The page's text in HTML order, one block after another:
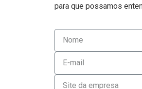
para que possamos